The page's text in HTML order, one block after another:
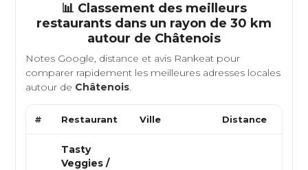
📊 Classement des meilleurs
restaurants dans un rayon de 30 km
autour de Châtenois
Notes Google, distance et avis Rankeat pour
comparer rapidement les meilleures adresses locales
autour de Châtenois.
# Restaurant Ville Distance
Tasty
Veggies /